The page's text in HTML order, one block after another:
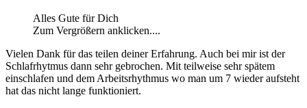
Alles Gute für Dich
Zum Vergrößern anklicken....
Vielen Dank für das teilen deiner Erfahrung. Auch bei mir ist der
Schlafrhytmus dann sehr gebrochen. Mit teilweise sehr spätem
einschlafen und dem Arbeitsrhythmus wo man um 7 wieder aufsteht
hat das nicht lange funktioniert.